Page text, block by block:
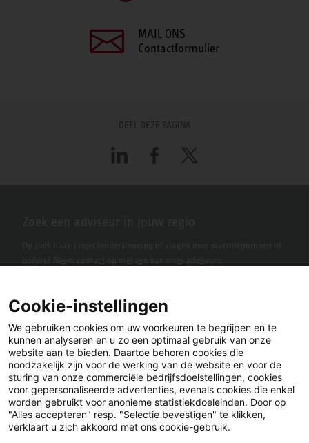
MAIL ONS
Contactformulier
DEEL DEZE PAGINA
LinkedIn FacebookX
LinkedIn Facebook X
YouTube Instagram
Cookie-instellingen
We gebruiken cookies om uw voorkeuren te begrijpen en te
kunnen analyseren en u zo een optimaal gebruik van onze
website aan te bieden. Daartoe behoren cookies die
noodzakelijk zijn voor de werking van de website en voor de
sturing van onze commerciële bedrijfsdoelstellingen, cookies
voor gepersonaliseerde advertenties, evenals cookies die enkel
worden gebruikt voor anonieme statistiekdoeleinden. Door op
"Alles accepteren" resp. "Selectie bevestigen" te klikken,
verklaart u zich akkoord met ons cookie-gebruik.